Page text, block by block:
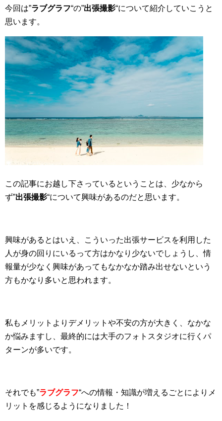
今回は”ラブグラフ“の”出張撮影“について紹介していこうと
思います。
この記事にお越し下さっているということは、少なから
ず”出張撮影“について興味があるのだと思います。
興味があるとはいえ、こういった出張サービスを利用した
人が身の回りにいるって方はかなり少ないでしょうし、情
報量が少なく興味があってもなかなか踏み出せないという
方もかなり多いと思われます。
私もメリットよりデメリットや不安の方が大きく、なかな
か悩みますし、最終的には大手のフォトスタジオに行くパ
ターンが多いです。
それでも”ラブグラフ“への情報・知識が増えるごとによりメ
リットを感じるようになりました！